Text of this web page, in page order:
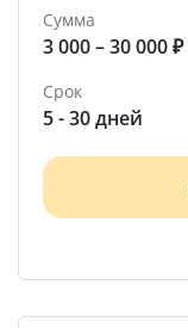
Сумма
3 000 – 30 000 ₽
Срок
5 - 30 дней